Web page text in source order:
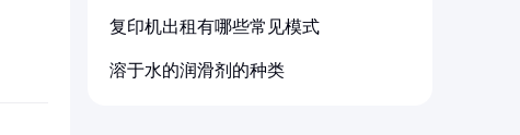
复印机出租有哪些常见模式
溶于水的润滑剂的种类